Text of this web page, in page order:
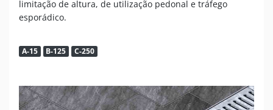
limitação de altura, de utilização pedonal e tráfego
esporádico.
A-15 B-125 C-250